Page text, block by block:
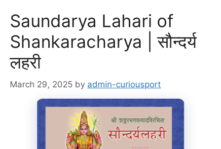
Saundarya Lahari of
Shankaracharya | सौन्दर्य
लहरी
March 29, 2025 by admin-curiousport